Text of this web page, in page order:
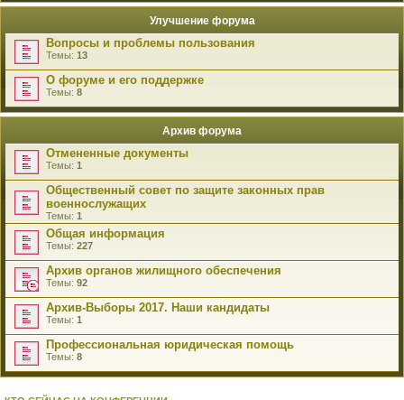
Улучшение форума
Вопросы и проблемы пользования
Темы: 13
О форуме и его поддержке
Темы: 8
Архив форума
Отмененные документы
Темы: 1
Общественный совет по защите законных прав
военнослужащих
Темы: 1
Общая информация
Темы: 227
Архив органов жилищного обеспечения
Темы: 92
Архив-Выборы 2017. Наши кандидаты
Темы: 1
Профессиональная юридическая помощь
Темы: 8